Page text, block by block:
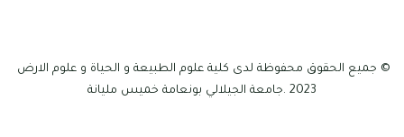
© جميع الحقوق محفوظة لدى كلية علوم الطبيعة و الحياة و علوم الارض
2023 .جامعة الجيلالي بونعامة خميس مليانة